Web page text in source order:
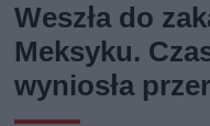
Weszła do
Meksyku.
wyniosła